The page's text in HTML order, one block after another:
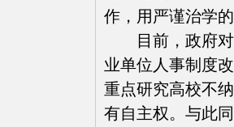
作，用严谨治学
目前，政府对
业单位人事制度
重点研究高校不
有自主权。与此